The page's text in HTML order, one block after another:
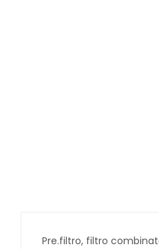
Pre.filtro, filtro